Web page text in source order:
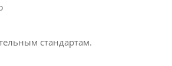
стандартам.